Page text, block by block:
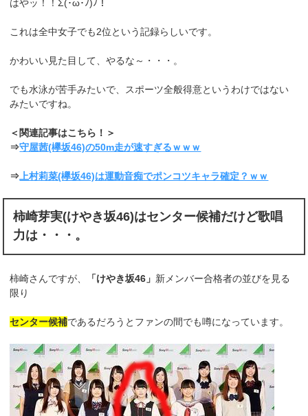
はやッ！！Σ(･ω･ﾉ)ﾉ！
これは全中女子でも2位という記録らしいです。
かわいい見た目して、やるな～・・・。
でも水泳が苦手みたいで、スポーツ全般得意というわけではない
みたいですね。
＜関連記事はこちら！＞
⇒守屋茜(欅坂46)の50m走が速すぎるｗｗｗ
⇒ 上村莉菜(欅坂46)は運動音痴でポンコツキャラ確定？ｗｗ
柿崎芽実(けやき坂46)はセンター候補だけど歌唱
力は・・・。
柿崎さんですが、 「けやき坂46」 新メンバー合格者の並びを見る
限り
センター候補であるだろうとファンの間でも噂になっています。